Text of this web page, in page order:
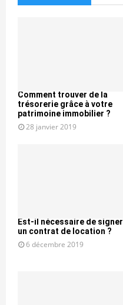
Comment trouver de la
trésorerie grâce à votre
patrimoine immobilier ?
28 janvier 2019
Est-il nécessaire de signer
un contrat de location ?
6 décembre 2019